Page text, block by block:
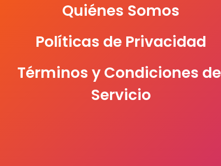
Quiénes Somos
Políticas de Privacidad
Términos y Condiciones
Servicio